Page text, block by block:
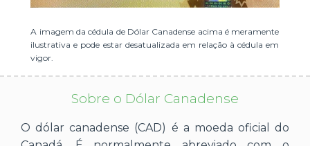
A imagem da cédula de Dólar Canadense acima é meramente
ilustrativa e pode estar desatualizada em relação à cédula em
vigor.
Sobre o Dólar Canadense
O dólar canadense (CAD) é a moeda oficial do